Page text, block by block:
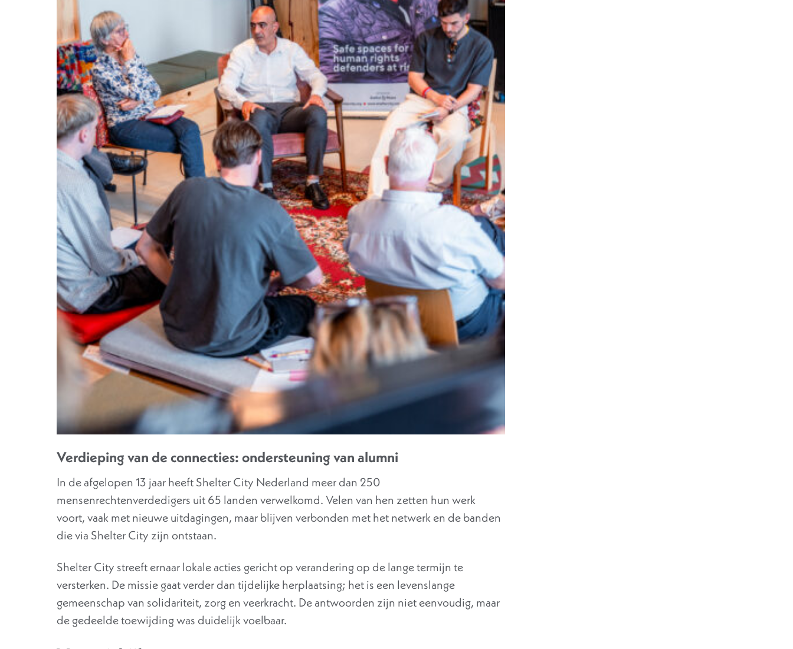
Verdieping van de connecties: ondersteuning van alumni
In de afgelopen 13 jaar heeft Shelter City Nederland meer dan 250
mensenrechtenverdedigers uit 65 landen verwelkomd. Velen van hen zetten hun werk
voort, vaak met nieuwe uitdagingen, maar blijven verbonden met het netwerk en de banden
die via Shelter City zijn ontstaan.
Shelter City streeft ernaar lokale acties gericht op verandering op de lange termijn te
versterken. De missie gaat verder dan tijdelijke herplaatsing; het is een levenslange
gemeenschap van solidariteit, zorg en veerkracht. De antwoorden zijn niet eenvoudig, maar
de gedeelde toewijding was duidelijk voelbaar.